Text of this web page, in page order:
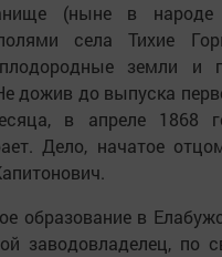
(ныне в народе
села Тихие
земли и
дожив до выпуска
в апреле 1868
Дело, начатое
образование в
заводовладелец, по